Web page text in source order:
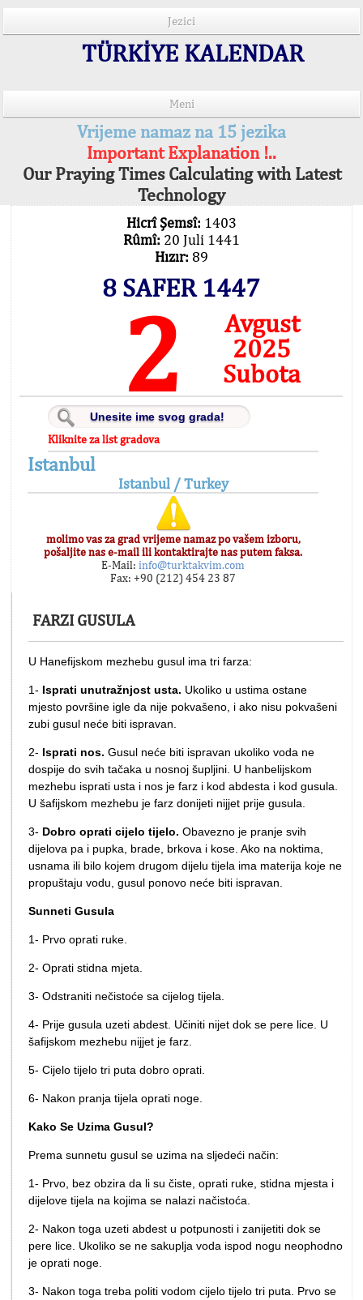
Jezici
TÜRKİYE KALENDAR
Meni
Vrijeme namaz na 15 jezika
Important Explanation !..
Our Praying Times Calculating with Latest
Technology
Hicrî Şemsî: 1403
Rûmî: 20 Juli 1441
Hızır: 89
8 SAFER 1447
2
Avgust
2025
Subota
Kliknite za list gradova
Istanbul
Istanbul / Turkey
molimo vas za grad vrijeme namaz po vašem izboru,
pošaljite nas e-mail ili kontaktirajte nas putem faksa.
E-Mail: info@turktakvim.com
Fax: +90 (212) 454 23 87
FARZI GUSULA
U Hanefijskom mezhebu gusul ima tri farza:
1- Isprati unutražnjost usta. Ukoliko u ustima ostane
mjesto površine igle da nije pokvašeno, i ako nisu pokvašeni
zubi gusul neće biti ispravan.
2- Isprati nos. Gusul neće biti ispravan ukoliko voda ne
dospije do svih tačaka u nosnoj šupljini. U hanbelijskom
mezhebu isprati usta i nos je farz i kod abdesta i kod gusula.
U šafijskom mezhebu je farz donijeti nijjet prije gusula.
3- Dobro oprati cijelo tijelo. Obavezno je pranje svih
dijelova pa i pupka, brade, brkova i kose. Ako na noktima,
usnama ili bilo kojem drugom dijelu tijela ima materija koje ne
propuštaju vodu, gusul ponovo neće biti ispravan.
Sunneti Gusula
1- Prvo oprati ruke.
2- Oprati stidna mjeta.
3- Odstraniti nečistoće sa cijelog tijela.
4- Prije gusula uzeti abdest. Učiniti nijet dok se pere lice. U
šafijskom mezhebu nijjet je farz.
5- Cijelo tijelo tri puta dobro oprati.
6- Nakon pranja tijela oprati noge.
Kako Se Uzima Gusul?
Prema sunnetu gusul se uzima na sljedeći način:
1- Prvo, bez obzira da li su čiste, oprati ruke, stidna mjesta i
dijelove tijela na kojima se nalazi načistoća.
2- Nakon toga uzeti abdest u potpunosti i zanijetiti dok se
pere lice. Ukoliko se ne sakuplja voda ispod nogu neophodno
je oprati noge.
3- Nakon toga treba politi vodom cijelo tijelo tri puta. Prvo se